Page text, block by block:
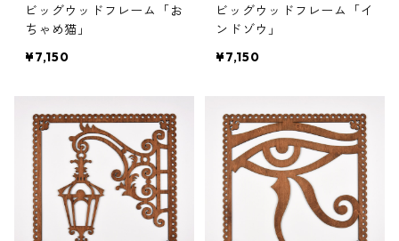
ビッグウッドフレーム「お
ちゃめ猫」
¥7,150
ビッグウッドフレーム「イ
ンドゾウ」
¥7,150